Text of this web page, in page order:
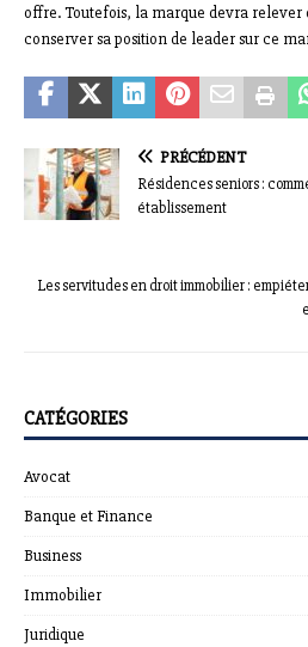
offre. Toutefois, la marque devra relever
conserver sa position de leader sur ce
PRÉCÉDENT
Résidences seniors :
établissement
Les servitudes en droit immobilier :
CATÉGORIES
Avocat
Banque et Finance
Business
Immobilier
Juridique